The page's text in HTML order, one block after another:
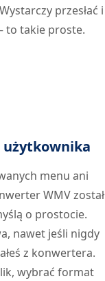
przesłać i
to takie proste.
menu ani
WMV został
o prostocie.
nawet jeśli nigdy
z konwertera.
wybrać format